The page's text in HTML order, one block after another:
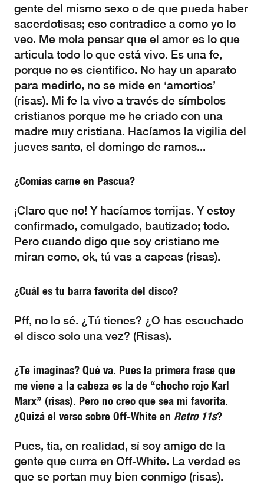
gente del mismo sexo o de que pueda haber
sacerdotisas; eso contradice a como yo lo
veo. Me mola pensar que el amor es lo que
articula todo lo que está vivo. Es una fe,
porque no es científico. No hay un aparato
para medirlo, no se mide en ‘amortios’
(risas). Mi fe la vivo a través de símbolos
cristianos porque me he criado con una
madre muy cristiana. Hacíamos la vigilia del
jueves santo, el domingo de ramos...
¿Comías carne en Pascua?
¡Claro que no! Y hacíamos torrijas. Y estoy
confirmado, comulgado, bautizado; todo.
Pero cuando digo que soy cristiano me
miran como, ok, tú vas a capeas (risas).
¿Cuál es tu barra favorita del disco?
Pff, no lo sé. ¿Tú tienes? ¿O has escuchado
el disco solo una vez? (Risas).
¿Te imaginas? Qué va. Pues la primera frase que
me viene a la cabeza es la de “chocho rojo Karl
Marx” (risas). Pero no creo que sea mi favorita.
¿Quizá el verso sobre Off-White en Retro 11s?
Pues, tía, en realidad, sí soy amigo de la
gente que curra en Off-White. La verdad es
que se portan muy bien conmigo (risas).